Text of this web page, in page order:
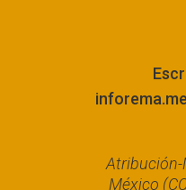
Atribución-
México